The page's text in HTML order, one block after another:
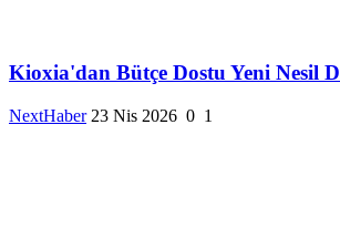
Kioxia'dan Bütçe Dostu Yeni Nesil
NextHaber 23 Nis 2026 0 1